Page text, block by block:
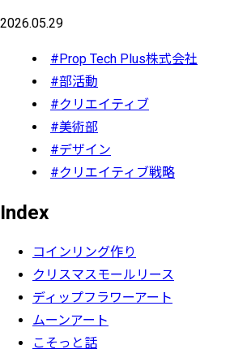
2026.05.29
#Prop Tech Plus株式会社
#部活動
#クリエイティブ
#美術部
#デザイン
#クリエイティブ戦略
Index
コインリング作り
クリスマスモールリース
ディップフラワーアート
ムーンアート
こそっと話